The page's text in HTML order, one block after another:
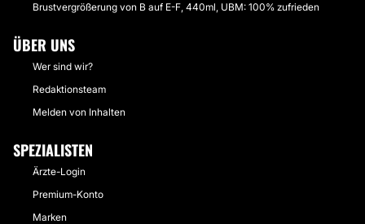
Brustvergrößerung von B auf E-F, 440ml, UBM: 100% zufrieden
ÜBER UNS
Wer sind wir?
Redaktionsteam
Melden von Inhalten
SPEZIALISTEN
Ärzte-Login
Premium-Konto
Marken